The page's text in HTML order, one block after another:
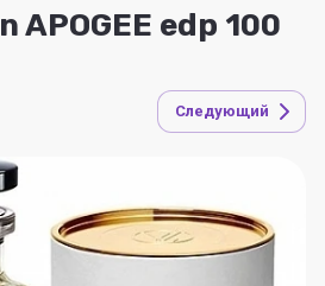
APOGEE edp 100
Следующий